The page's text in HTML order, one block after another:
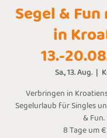
Segel &
in
13.-
Sa., 13. Aug.
  |
Verbringen in
Segelurlaub für Singles
& Fun.
8 Tage um